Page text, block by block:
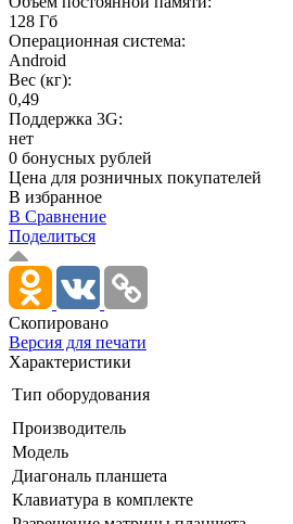
128 Гб
Операционная система:
Android
Вес (кг):
0,49
Поддержка 3G:
нет
0 бонусных рублей
Цена для розничных покупателей
В избранное
В Сравнение
Поделиться
Скопировано
Версия для печати
Характеристики
Тип оборудования
Производитель
Модель
Диагональ планшета
Клавиатура в комплекте